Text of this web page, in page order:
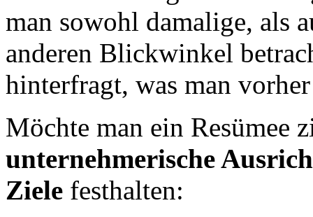
man sowohl damalige, als
anderen Blickwinkel
hinterfragt, was man
Möchte man ein Resümee
unternehmerische
Ziele festhalten: